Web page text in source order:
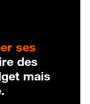
ses
des
mais